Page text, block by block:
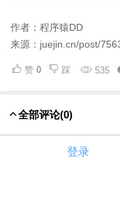
作者：程序猿DD
来源：juejin.cn/post/
赞 0 踩 535
全部评论(0)
登录
评论